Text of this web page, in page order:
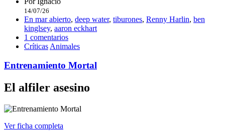
14/07/26
En mar abierto, deep water, tiburones, Renny Harlin, ben
kinglsey, aaron eckhart
1 comentarios
Críticas Animales
Entrenamiento Mortal
El alfiler asesino
Ver ficha completa